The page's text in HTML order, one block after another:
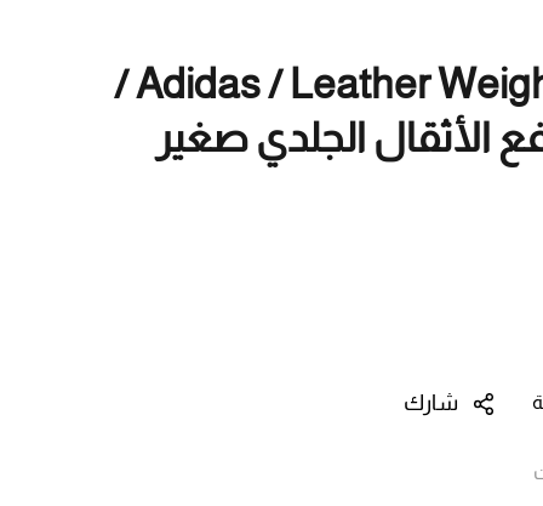
Adidas / Leather Weightlifting Belt S /
الأثقال الجلدي صغير
شارك